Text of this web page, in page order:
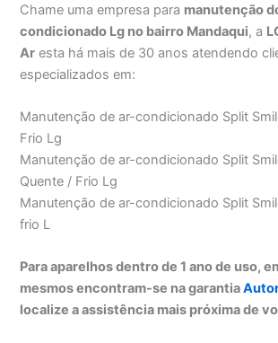
Chame uma empresa para manutenção
condicionado Lg no bairro Mandaqui, a
Ar esta há mais de 30 anos atendendo
especializados em:
Manutenção de ar-condicionado Split
Frio Lg
Manutenção de ar-condicionado Split
Quente / Frio Lg
Manutenção de ar-condicionado Split
frio L
Para aparelhos dentro de 1 ano de uso,
mesmos encontram-se na garantia
localize a assistência mais próxima de